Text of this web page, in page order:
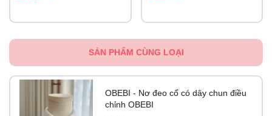
SẢN PHẨM CÙNG LOẠI
OBEBI - Nơ đeo cổ có dây chun điều
chỉnh OBEBI